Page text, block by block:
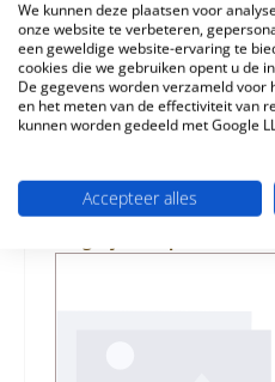
Eigenschappen
Informatie over
We kunnen deze plaatsen voor
onze website te verbeteren,
een geweldige website-ervaring te
cookies die we gebruiken opent u de
De gegevens worden verzameld
en het meten van de effectiviteit van
kunnen worden gedeeld met Google
Accepteer alles